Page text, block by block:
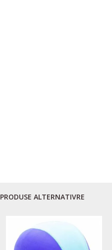
PRODUSE ALTERNATIVRE